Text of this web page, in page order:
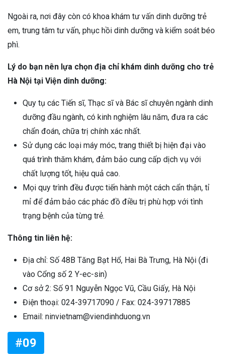
Ngoài ra, nơi đây còn có khoa khám tư vấn dinh dưỡng trẻ
em, trung tâm tư vấn, phục hồi dinh dưỡng và kiểm soát béo
phì.
Lý do bạn nên lựa chọn địa chỉ khám dinh dưỡng cho trẻ
Hà Nội tại Viện dinh dưỡng:
Quy tụ các Tiến sĩ, Thạc sĩ và Bác sĩ chuyên ngành dinh
dưỡng đầu ngành, có kinh nghiệm lâu năm, đưa ra các
chẩn đoán, chữa trị chính xác nhất.
Sử dụng các loại máy móc, trang thiết bị hiện đại vào
quá trình thăm khám, đảm bảo cung cấp dịch vụ với
chất lượng tốt, hiệu quả cao.
Mọi quy trình đều được tiến hành một cách cẩn thận, tỉ
mỉ để đảm bảo các phác đồ điều trị phù hợp với tình
trạng bệnh của từng trẻ.
Thông tin liên hệ:
Địa chỉ: Số 48B Tăng Bạt Hổ, Hai Bà Trưng, Hà Nội (đi
vào Cổng số 2 Y-ec-sin)
Cơ sở 2: Số 91 Nguyễn Ngọc Vũ, Cầu Giấy, Hà Nội
Điện thoại: 024-39717090 / Fax: 024-39717885
Email: ninvietnam@viendinhduong.vn
#09